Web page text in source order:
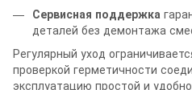
Сервисная поддержка
деталей без демонтажа
Регулярный уход
проверкой герметичности
эксплуатацию простой и